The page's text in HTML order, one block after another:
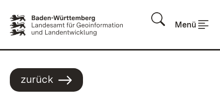
Menü
zurück